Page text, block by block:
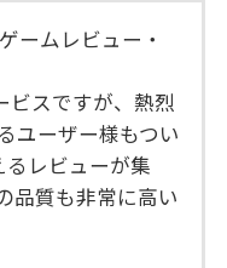
ームレビュー・
ビスですが、熱烈
ユーザー様もつい
レビューが集
品質も非常に高い